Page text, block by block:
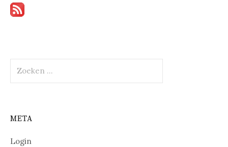
naar:
META
Login